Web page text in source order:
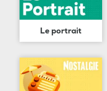
Le portrait